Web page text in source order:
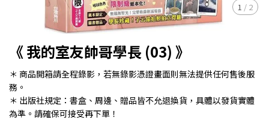
1 / 2
《 我的室友帥哥學長 (03) 》
＊ 商品開箱請全程錄影，若無錄影憑證畫面則無法提供任何售後服
務。
＊ 出版社規定：書盒、周邊、贈品皆不允退換貨，具體以發貨實體
為準。請確保可接受再下單！